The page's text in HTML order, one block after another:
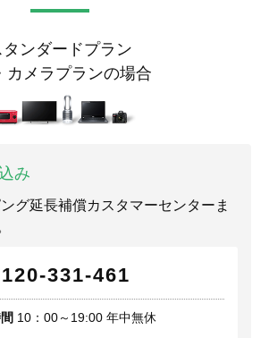
タンダードプラン
カメラプランの場合
み
グ延長補償カスタマーセンターま
331-461
10：00～19:00 年中無休